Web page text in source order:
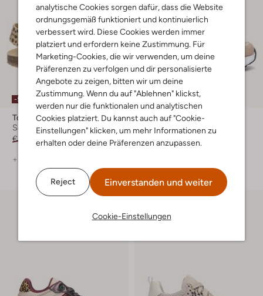
analytische Cookies sorgen dafür, dass die Website
ordnungsgemäß funktioniert und kontinuierlich
verbessert wird. Diese Cookies werden immer
platziert und erfordern keine Zustimmung. Für
Marketing-Cookies, die wir verwenden, um deine
Präferenzen zu verfolgen und dir personalisierte
Angebote zu zeigen, bitten wir um deine
Zustimmung. Wenn du auf "Ablehnen" klickst,
werden nur die funktionalen und analytischen
Cookies platziert. Du kannst auch auf "Cookie-
Einstellungen" klicken, um mehr Informationen zu
erhalten oder deine Präferenzen anzupassen.
Reject Einverstanden und weiter
Cookie-Einstellungen
-50%
Ton & Ton
Sandalen
€ 49,95
€ 24,99
+ mehr farben
Ton & Ton
Sneaker Low